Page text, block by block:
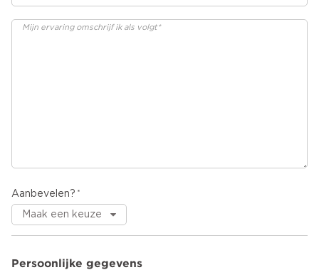
Aanbevelen?
Persoonlijke gegevens